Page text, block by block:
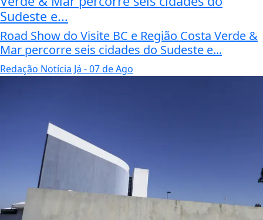
Sudeste e...
Road Show do Visite BC e Região Costa Verde &
Mar percorre seis cidades do Sudeste e...
Redação Notícia Já - 07 de Ago